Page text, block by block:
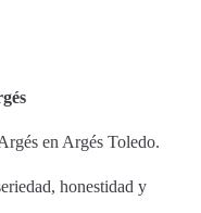
en Argés Toledo.
honestidad y